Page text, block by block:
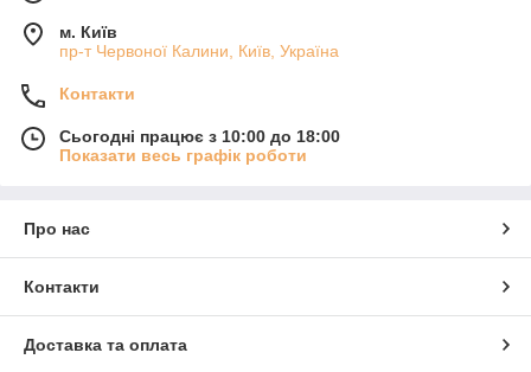
м. Київ
пр-т Червоної Калини, Київ, Україна
Контакти
Сьогодні працює з 10:00 до 18:00
Показати весь графік роботи
Про нас
Контакти
Доставка та оплата